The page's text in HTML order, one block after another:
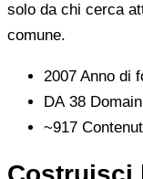
solo da chi cerca
comune.
2007 Anno di
DA 38
~917